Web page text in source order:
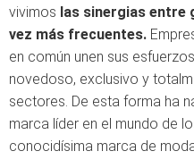
vivimos las sinergias entre
vez más frecuentes.
en común unen sus
novedoso, exclusivo y
sectores. De esta forma ha
marca líder en el mundo de
conocidísima marca de